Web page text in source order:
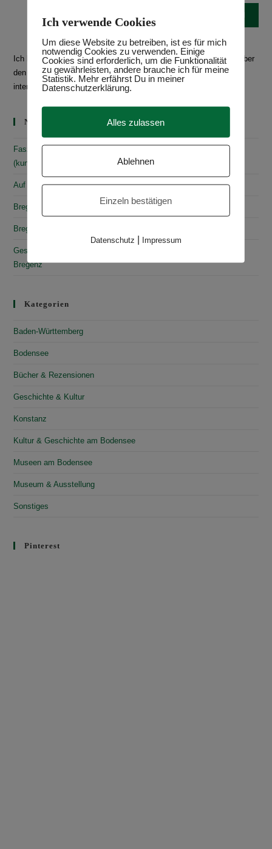
Ich bin Daniela Frey, Historikerin und Texterin. Hier schreibe ich über
den Bodensee, Geschichte, Kultur, spannende Bücher und
interessante Ausstellungen.Mehr über mich
Neueste Beiträge
Faszinierende Geschichte & fantastische Kunst: 10
(kunst)historische Erlebnisse am Bodensee
Auf den Spuren von Annette von Droste-Hülshoff in Meersburg
Bregenz: Kirchen, Kapellen & Kultur
Bregenz: Stadtgeschichte & Sehenswürdigkeiten
Gesammelte Schätze Vorarlbergs: Das vorarlberg museum in
Bregenz
Kategorien
Baden-Württemberg
Bodensee
Bücher & Rezensionen
Geschichte & Kultur
Konstanz
Kultur & Geschichte am Bodensee
Museen am Bodensee
Museum & Ausstellung
Sonstiges
Pinterest
Ich verwende Cookies
Um diese Website zu betreiben, ist es für mich
notwendig Cookies zu verwenden. Einige
Cookies sind erforderlich, um die Funktionalität
zu gewährleisten, andere brauche ich für meine
Statistik. Mehr erfährst Du in meiner
Datenschutzerklärung.
Alles zulassen
Ablehnen
Einzeln bestätigen
Datenschutz | Impressum